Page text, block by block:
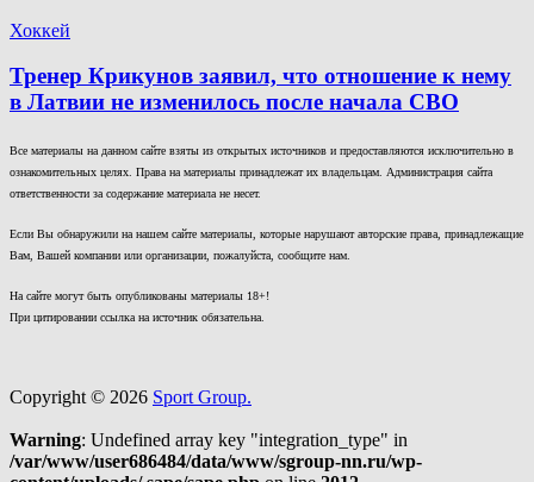
Хоккей
Тренер Крикунов заявил, что отношение к нему
в Латвии не изменилось после начала СВО
Все материалы на данном сайте взяты из открытых источников и предоставляются исключительно в
ознакомительных целях. Права на материалы принадлежат их владельцам. Администрация сайта
ответственности за содержание материала не несет.
Если Вы обнаружили на нашем сайте материалы, которые нарушают авторские права, принадлежащие
Вам, Вашей компании или организации, пожалуйста, сообщите нам.
На сайте могут быть опубликованы материалы 18+!
При цитировании ссылка на источник обязательна.
Copyright © 2026 Sport Group.
Warning: Undefined array key "integration_type" in
/var/www/user686484/data/www/sgroup-nn.ru/wp-